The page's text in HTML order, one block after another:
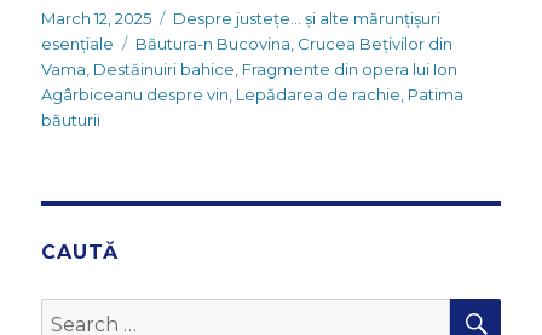
Posted
on
March 12, 2025 Categories
Despre justețe... și alte mărunțișuri
esențiale
Tags
Băutura-n Bucovina Crucea Bețivilor din
Vama Destăinuiri bahice Fragmente din opera lui Ion
Agârbiceanu despre vin Lepădarea de rachie Patima
băuturii
CAUTĂ
Search